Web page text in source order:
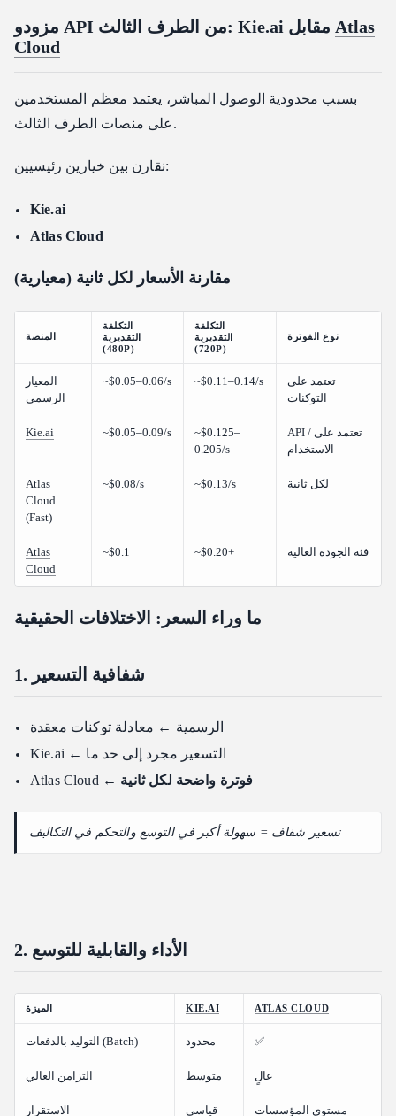
Atlas
Cloud
بسبب محدودية الوصول المباشر، يعتمد معظم المستخدمين
على منصات الطرف الثالث.
نقارن بين خيارين رئيسيين:
Kie.ai
Atlas Cloud
مقارنة الأسعار لكل ثانية (معيارية)
المنصة
التكلفة
التقديرية
(480P)
التكلفة
التقديرية
(720P)
نوع الفوترة
المعيار
الرسمي
~$0.05–0.06/s ~$0.11–0.14/s
تعتمد على
التوكنات
Kie.ai ~$0.05–0.09/s
~$0.125–
0.205/s
API / تعتمد على
الاستخدام
Atlas
Cloud
(Fast)
~$0.08/s ~$0.13/s لكل ثانية
Atlas
Cloud
~$0.1 ~$0.20+ فئة الجودة العالية
ما وراء السعر: الاختلافات الحقيقية
1. شفافية التسعير
الرسمية ← معادلة توكنات معقدة
Kie.ai ← التسعير مجرد إلى حد ما
Atlas Cloud ← فوترة واضحة لكل ثانية
تسعير شفاف = سهولة أكبر في التوسع والتحكم في التكاليف
2. الأداء والقابلية للتوسع
الميزة KIE.AI ATLAS CLOUD
التوليد بالدفعات (Batch) محدود ✅
التزامن العالي متوسط عالٍ
الاستقرار قياسي مستوى المؤسسات